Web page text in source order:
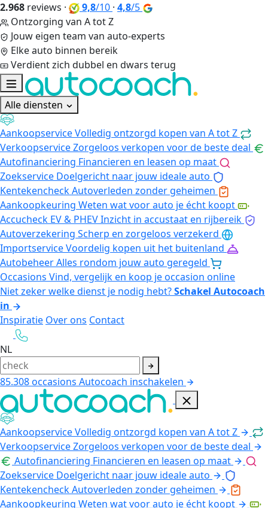
2.968 reviews · 9,8/10 · 4,8/5
Ontzorging van A tot Z
Jouw eigen team van auto-experts
Elke auto binnen bereik
Verdient zich dubbel en dwars terug
Alle diensten
AankoopserviceVolledig ontzorgd kopen van A tot Z
VerkoopserviceZorgeloos verkopen voor de beste deal
Autofinanciering Financieren en leasen op maat
Zoekservice Doelgericht naar jouw ideale auto
KentekencheckAutoverleden zonder geheimen
Aankoopkeuring Weten wat voor auto je écht koopt
Accucheck EV & PHEVInzicht in accustaat en rijbereik
Autoverzekering Scherp en zorgeloos verzekerd
ImportserviceVoordelig kopen uit het buitenland
AutobeheerAlles rondom jouw auto geregeld
Occasions Vind, vergelijk en koop je occasion online
Niet zeker welke dienst je nodig hebt?Schakel Autocoach
in
Inspiratie Over ons Contact
NL
85.308occasions Autocoach inschakelen
AankoopserviceVolledig ontzorgd kopen van A tot Z
VerkoopserviceZorgeloos verkopen voor de beste deal
Autofinanciering Financieren en leasen op maat
Zoekservice Doelgericht naar jouw ideale auto
KentekencheckAutoverleden zonder geheimen
Aankoopkeuring Weten wat voor auto je écht koopt